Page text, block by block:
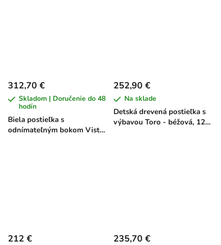
Biela postieľka s
odnímateľným bokom Vista
312,70 €
Skladom | Doručenie do 48
hodín
Detská drevená postieľka s
výbavou Toro - béžová, 120
252,90 €
Na sklade
212 € 235,70 €